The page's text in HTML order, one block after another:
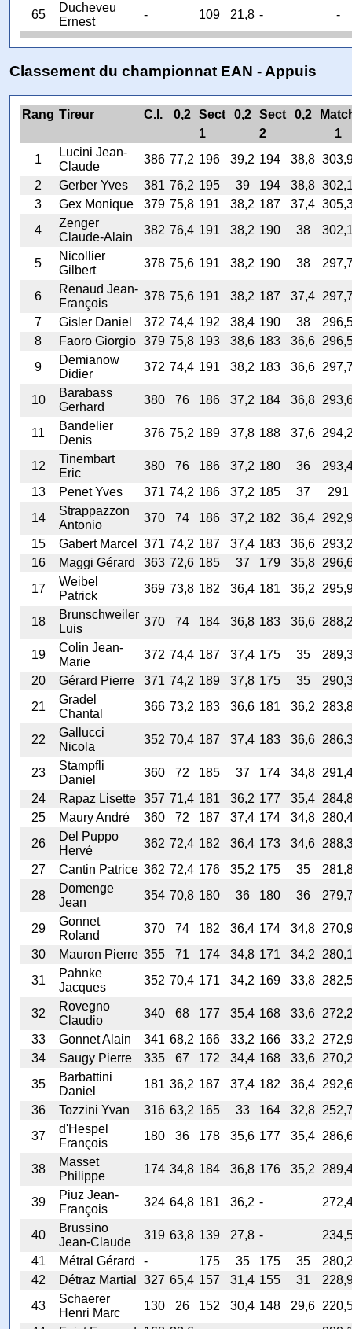
65
Ducheveu
Ernest
- 109 21,8 - -
Classement du championnat EAN - Appuis
Rang Tireur C.I. 0,2 Sect 0,2 Sect 0,2
1
2
1
1
Lucini Jean-
Claude
386 77,2 196 39,2 194 38,8
2
Gerber Yves 381 76,2 195 39 194 38,8
3
Gex Monique 379 75,8 191 38,2 187 37,4
4
Zenger
Claude-Alain
382 76,4 191 38,2 190 38
5
Nicollier
Gilbert
378 75,6 191 38,2 190 38
6
Renaud Jean-
François
378 75,6 191 38,2 187 37,4
7
Gisler Daniel 372 74,4 192 38,4 190 38
8
Faoro Giorgio 379 75,8 193 38,6 183 36,6
9
Demianow
Didier
372 74,4 191 38,2 183 36,6
10
Barabass
Gerhard
380 76 186 37,2 184 36,8
11
Bandelier
Denis
376 75,2 189 37,8 188 37,6
12
Tinembart
Eric
380 76 186 37,2 180 36
13
Penet Yves 371 74,2 186 37,2 185 37
291
14
Strappazzon
Antonio
370 74 186 37,2 182 36,4
15
Gabert Marcel 371 74,2 187 37,4 183 36,6
16
Maggi Gérard 363 72,6 185 37 179 35,8
17
Weibel
Patrick
369 73,8 182 36,4 181 36,2
18
Brunschweiler
Luis
370 74 184 36,8 183 36,6
19
Colin Jean-
Marie
372 74,4 187 37,4 175 35
20
Gérard Pierre 371 74,2 189 37,8 175 35
21
Gradel
Chantal
366 73,2 183 36,6 181 36,2
22
Gallucci
Nicola
352 70,4 187 37,4 183 36,6
23
Stampfli
Daniel
360 72 185 37 174 34,8
24
Rapaz Lisette 357 71,4 181 36,2 177 35,4
25
Maury André 360 72 187 37,4 174 34,8
26
Del Puppo
Hervé
362 72,4 182 36,4 173 34,6
27
Cantin Patrice 362 72,4 176 35,2 175 35
28
Domenge
Jean
354 70,8 180 36 180 36
29
Gonnet
Roland
370 74 182 36,4 174 34,8
30
Mauron Pierre 355 71 174 34,8 171 34,2
31
Pahnke
Jacques
352 70,4 171 34,2 169 33,8
32
Rovegno
Claudio
340 68 177 35,4 168 33,6
33
Gonnet Alain 341 68,2 166 33,2 166 33,2
34
Saugy Pierre 335 67 172 34,4 168 33,6
35
Barbattini
Daniel
181 36,2 187 37,4 182 36,4
36
Tozzini Yvan 316 63,2 165 33 164 32,8
37
d'Hespel
François
180 36 178 35,6 177 35,4
38
Masset
Philippe
174 34,8 184 36,8 176 35,2
39
Piuz Jean-
François
324 64,8 181 36,2 -
40
Brussino
Jean-Claude
319 63,8 139 27,8 -
41
Métral Gérard - 175 35 175 35
42
Détraz Martial 327 65,4 157 31,4 155 31
43
Schaerer
Henri Marc
130 26 152 30,4 148 29,6